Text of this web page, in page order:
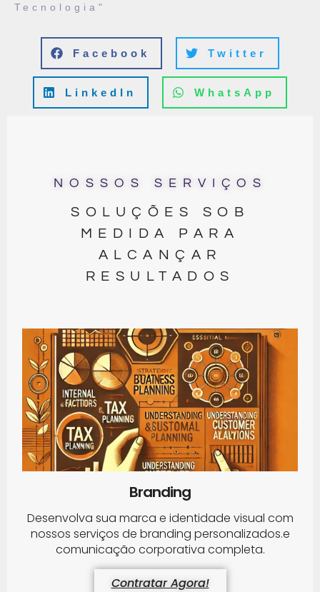
Tecnologia"
Facebook Twitter
LinkedIn WhatsApp
NOSSOS SERVIÇOS
SOLUÇÕES SOB
MEDIDA PARA
ALCANÇAR
RESULTADOS
Branding
Desenvolva sua marca e identidade visual com
nossos serviços de branding personalizados.e
comunicação corporativa completa.
Contratar Agora!